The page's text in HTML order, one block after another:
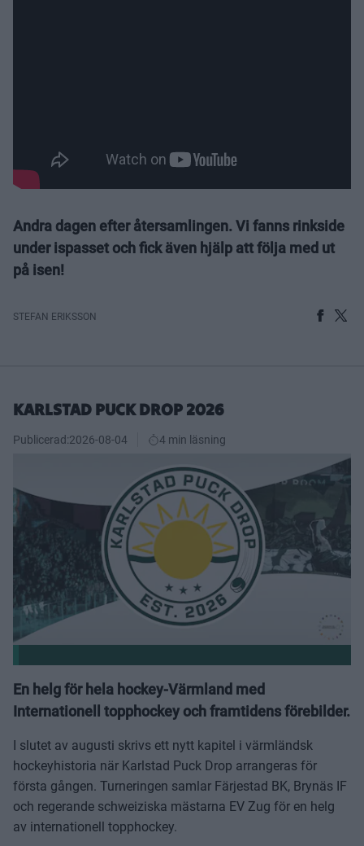
Andra dagen efter återsamlingen. Vi fanns rinkside
under ispasset och fick även hjälp att följa med ut
på isen!
STEFAN ERIKSSON
KARLSTAD PUCK DROP 2026
Publicerad:2026-08-04 4 min läsning
En helg för hela hockey-Värmland med
Internationell topphockey och framtidens förebilder.
I slutet av augusti skrivs ett nytt kapitel i värmländsk
hockeyhistoria när Karlstad Puck Drop arrangeras för
första gången. Turneringen samlar Färjestad BK, Brynäs IF
och regerande schweiziska mästarna EV Zug för en helg
av internationell topphockey.